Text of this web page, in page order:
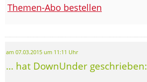
Themen-Abo bestellen
am 07.03.2015 um 11:11 Uhr
... hat DownUnder geschrieben: